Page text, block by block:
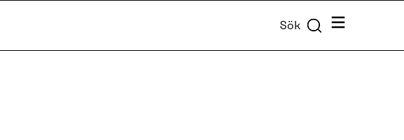
Sök Meny